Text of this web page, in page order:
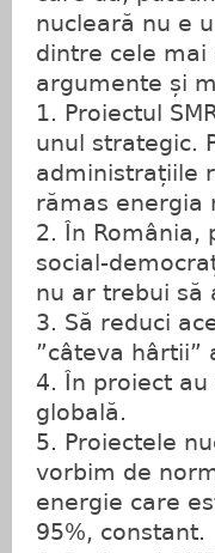
nucleară nu e
dintre cele
argumente și
1. Proiectul
unul strategic.
administrațiile
rămas energia
2. În România,
social-
nu ar trebui să
3. Să reduci
”câteva hârtii”
4. În proiect
globală.
5. Proiectele
vorbim de
energie care
95%, constant.